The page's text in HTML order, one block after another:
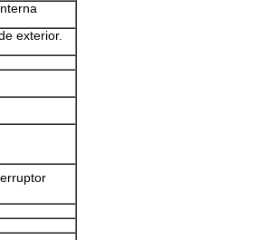
exterior.